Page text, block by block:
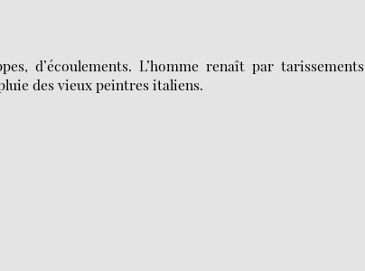
d’écoulements. L’homme renaît par tarissements
des vieux peintres italiens.